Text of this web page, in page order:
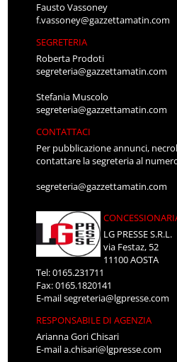
Fausto Vassoney
f.vassoney@gazzettamatin.com
SEGRETERIA
Roberta Prodoti
segreteria@gazzettamatin.com
Stefania Muscolo
segreteria@gazzettamatin.com
CONTATTACI
Per pubblicazione annunci,
contattare la segreteria al
segreteria@gazzettamatin.com
LG PRESSE S.R.L.
via Festaz, 52
11100 AOSTA
Tel: 0165.231711
Fax: 0165.1820141
E-mailsegreteria@lgpresse.com
RESPONSABILE DI AGENZIA
Arianna Gori Chisari
E-maila.chisari@lgpresse.com